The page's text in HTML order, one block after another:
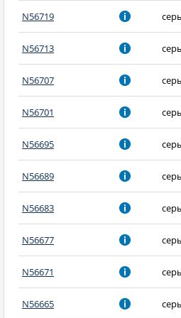
N56719
N56713
N56707
N56701
N56695
N56689
N56683
N56677
N56671
N56665